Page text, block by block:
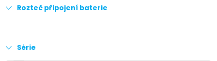
Rozteč připojení baterie
Série